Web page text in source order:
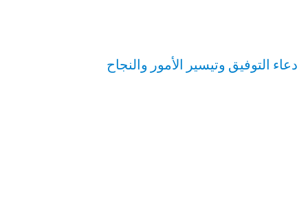
دعاء التوفيق وتيسير الأمور والنجاح